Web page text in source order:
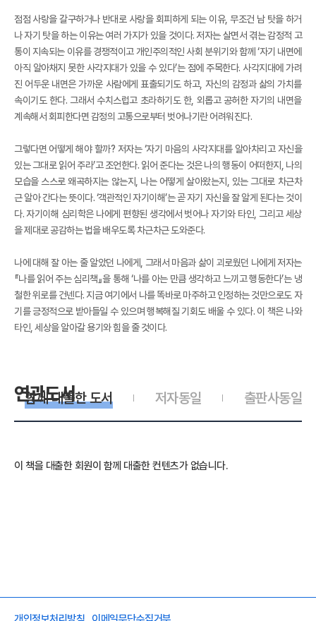
점점 사랑을 갈구하거나 반대로 사랑을 회피하게 되는 이유, 무조건 남 탓을 하거
나 자기 탓을 하는 이유는 여러 가지가 있을 것이다. 저자는 살면서 겪는 감정적 고
통이 지속되는 이유를 경쟁적이고 개인주의적인 사회 분위기와 함께 ‘자기 내면에
아직 알아채지 못한 사각지대가 있을 수 있다’는 점에 주목한다. 사각지대에 가려
진 어두운 내면은 가까운 사람에게 표출되기도 하고, 자신의 감정과 삶의 가치를
속이기도 한다. 그래서 수치스럽고 초라하기도 한, 외롭고 공허한 자기의 내면을
계속해서 회피한다면 감정의 고통으로부터 벗어나기란 어려워진다.
그렇다면 어떻게 해야 할까? 저자는 ‘자기 마음의 사각지대를 알아차리고 자신을
있는 그대로 읽어 주라’고 조언한다. 읽어 준다는 것은 나의 행동이 어떠한지, 나의
모습을 스스로 왜곡하지는 않는지, 나는 어떻게 살아왔는지, 있는 그대로 차근차
근 알아 간다는 뜻이다. ‘객관적인 자기이해’는 곧 자기 자신을 잘 알게 된다는 것이
다. 자기이해 심리학은 나에게 편향된 생각에서 벗어나 자기와 타인, 그리고 세상
을 제대로 공감하는 법을 배우도록 차근차근 도와준다.
나에 대해 잘 아는 줄 알았던 나에게, 그래서 마음과 삶이 괴로웠던 나에게 저자는
『나를 읽어 주는 심리책』을 통해 ‘나를 아는 만큼 생각하고 느끼고 행동한다’는 냉
철한 위로를 건넨다. 지금 여기에서 나를 똑바로 마주하고 인정하는 것만으로도 자
기를 긍정적으로 받아들일 수 있으며 행복해질 기회도 배울 수 있다. 이 책은 나와
타인, 세상을 알아갈 용기와 힘을 줄 것이다.
연관도서 출판사동일
저자동일
함께 대출한 도서
이 책을 대출한 회원이 함께 대출한 컨텐츠가 없습니다.